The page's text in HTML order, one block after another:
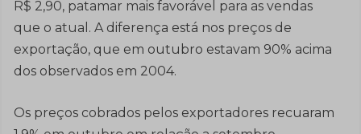
R$ 2,90, patamar mais favorável para as vendas
que o atual. A diferença está nos preços de
exportação, que em outubro estavam 90% acima
dos observados em 2004.
Os preços cobrados pelos exportadores recuaram